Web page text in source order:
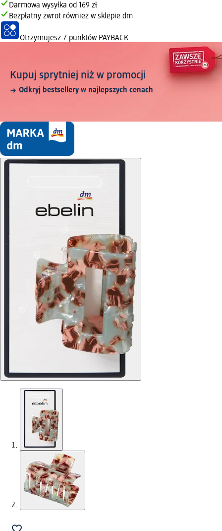
Darmowa wysyłka od 169 zł
Bezpłatny zwrot również w sklepie dm
Otrzymujesz 7 punktów PAYBACK
Kupuj sprytniej niż w promocji
Odkryj bestsellery w najlepszych cenach